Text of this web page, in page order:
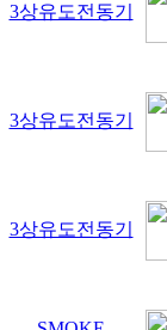
3상유도전동기
3상유도전동기
3상유도전동기